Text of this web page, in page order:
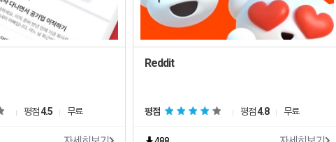
평점4.5 무료
Reddit
평점 평점4.8 무료